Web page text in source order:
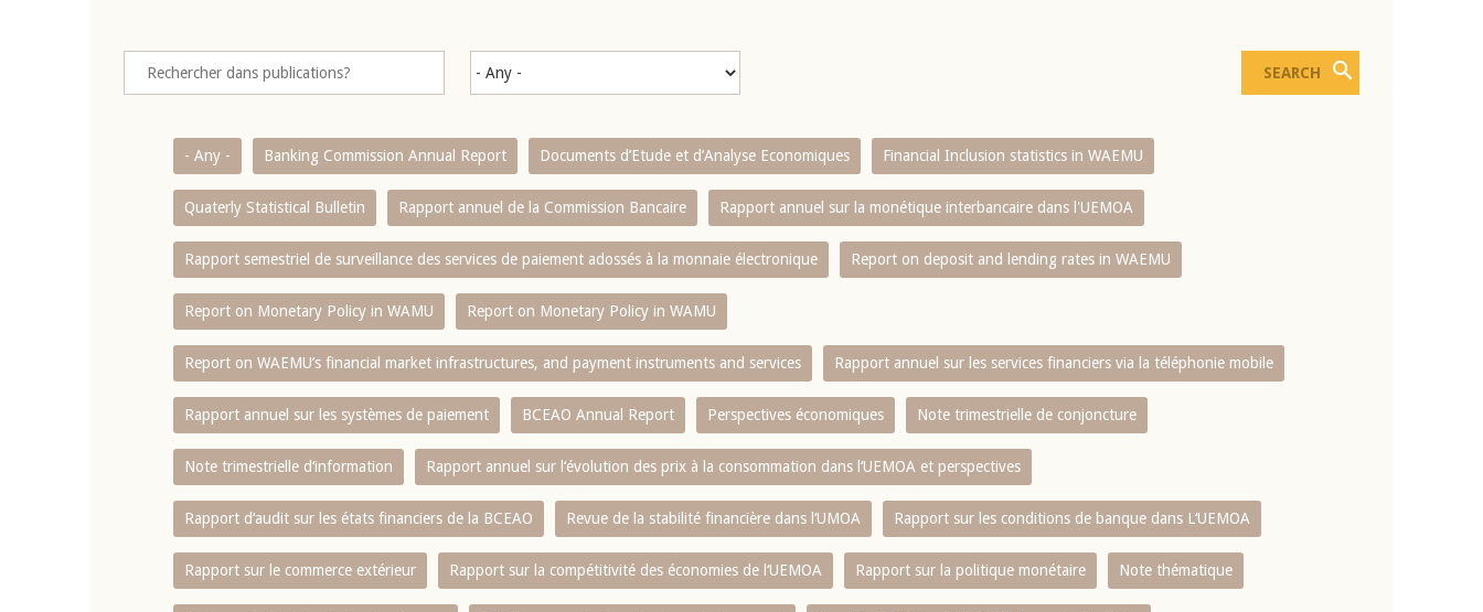
- Any - Banking Commission Annual Report Documents d’Etude et d’Analyse Economiques Financial Inclusion statistics in WAEMU
Quaterly Statistical Bulletin Rapport annuel de la Commission Bancaire Rapport annuel sur la monétique interbancaire dans l'UEMOA
Rapport semestriel de surveillance des services de paiement adossés à la monnaie électronique Report on deposit and lending rates in WAEMU
Report on Monetary Policy in WAMU Report on Monetary Policy in WAMU
Report on WAEMU’s financial market infrastructures, and payment instruments and services Rapport annuel sur les services financiers via la téléphonie mobile
Rapport annuel sur les systèmes de paiement BCEAO Annual Report Perspectives économiques Note trimestrielle de conjoncture
Note trimestrielle d‘information Rapport annuel sur l‘évolution des prix à la consommation dans l‘UEMOA et perspectives
Rapport d‘audit sur les états financiers de la BCEAO Revue de la stabilité financière dans l‘UMOA Rapport sur les conditions de banque dans L‘UEMOA
Rapport sur le commerce extérieur Rapport sur la compétitivité des économies de l‘UEMOA Rapport sur la politique monétaire Note thématique